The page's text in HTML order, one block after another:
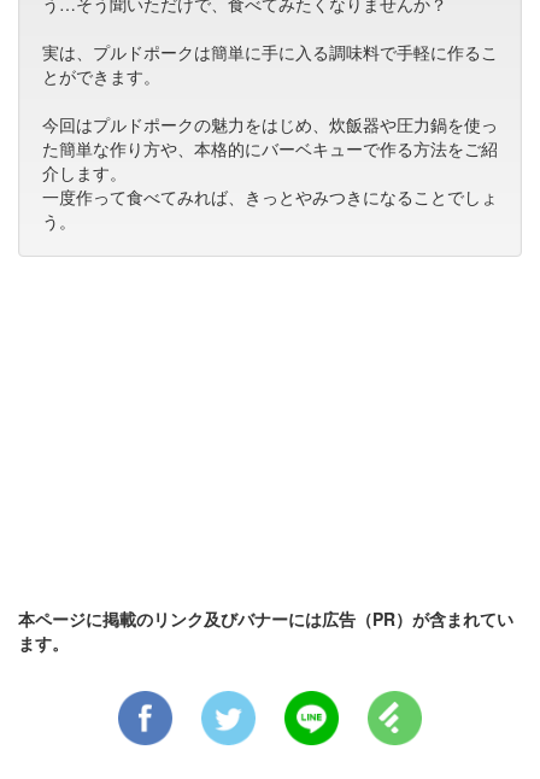
実は、プルドポークは簡単に手に入る調味料で手軽に作るこ
とができます。
今回はプルドポークの魅力をはじめ、炊飯器や圧力鍋を使っ
た簡単な作り方や、本格的にバーベキューで作る方法をご紹
介します。
一度作って食べてみれば、きっとやみつきになることでしょ
う。
本ページに掲載のリンク及びバナーには広告（PR）が含まれてい
ます。